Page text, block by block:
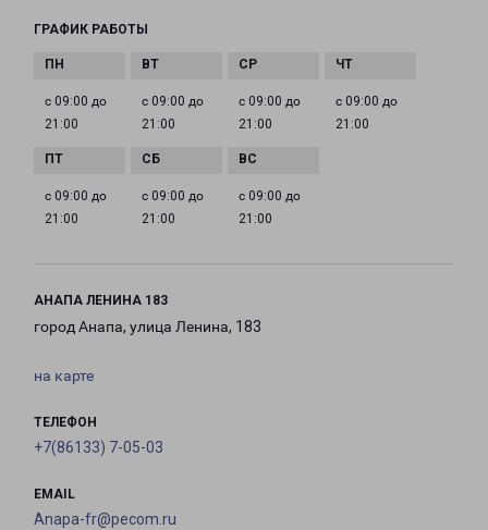
ГРАФИК РАБОТЫ
с 09:00 до
21:00
с 09:00 до
21:00
с 09:00 до
21:00
с 09:00 до
21:00
с 09:00 до
21:00
с 09:00 до
21:00
с 09:00 до
21:00
АНАПА ЛЕНИНА 183
город Анапа, улица Ленина, 183
на карте
ТЕЛЕФОН
+7(86133) 7-05-03
EMAIL
Anapa-fr@pecom.ru